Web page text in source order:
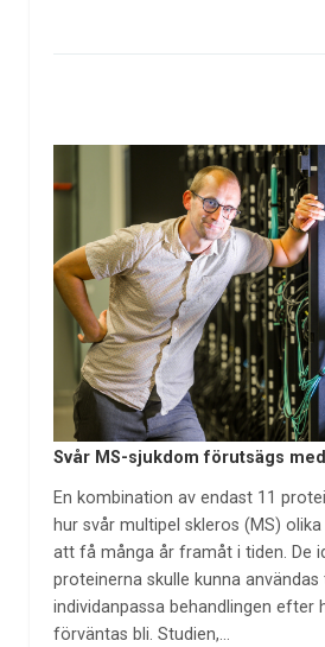
Svår MS-sjukdom förutsägs
En kombination av endast 11
hur svår multipel skleros (MS)
att få många år framåt i tiden. De
proteinerna skulle kunna
individanpassa behandlingen efter
förväntas bli. Studien,…